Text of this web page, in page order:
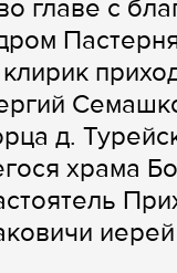
главе с
д.
храма